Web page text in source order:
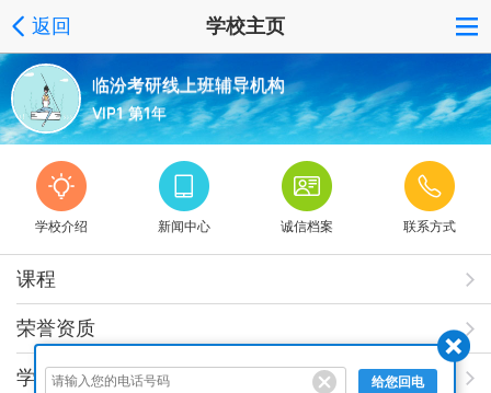
返回 学校主页
临汾考研线上班辅导机构
VIP1 第1年
学校介绍 新闻中心 诚信档案 联系方式
课程
荣誉资质
学校相册 给您回电